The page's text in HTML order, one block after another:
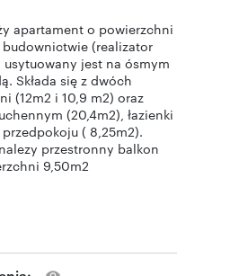
apartament o powierzchni
(realizator
usytuowany jest na ósmym
Składa się z dwóch
(12m2 i 10,9 m2) oraz
(20,4m2), łazienki
( 8,25m2).
przestronny balkon
9,50m2
garażowego na parkingu
40 tys. oraz komórka